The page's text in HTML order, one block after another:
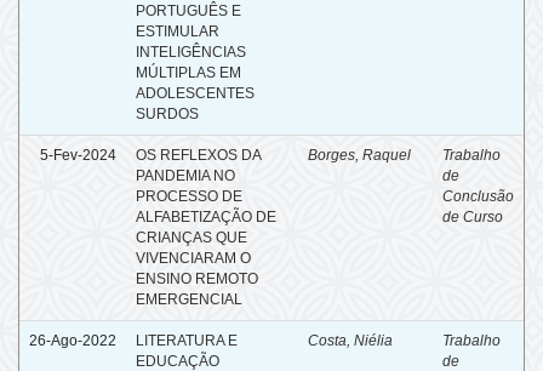
PORTUGUÊS E
ESTIMULAR
INTELIGÊNCIAS
MÚLTIPLAS EM
ADOLESCENTES
SURDOS
5-Fev-2024
OS REFLEXOS DA
PANDEMIA NO
PROCESSO DE
ALFABETIZAÇÃO DE
CRIANÇAS QUE
VIVENCIARAM O
ENSINO REMOTO
EMERGENCIAL
Borges, Raquel
Trabalho
de
Conclusão
de Curso
26-Ago-2022
LITERATURA E
EDUCAÇÃO
Costa, Niélia
Trabalho
de